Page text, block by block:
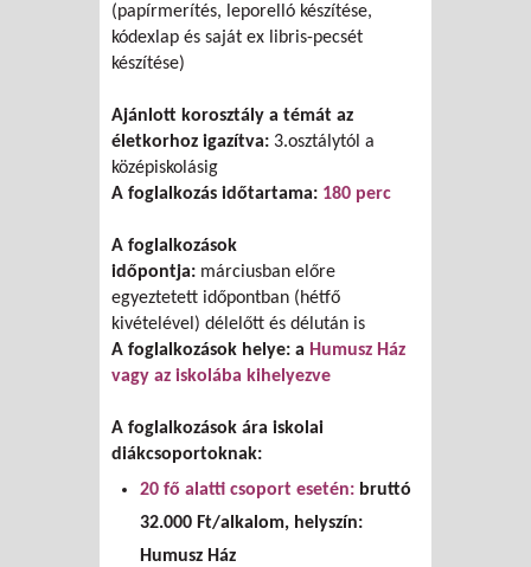
(papírmerítés, leporelló készítése,
kódexlap és saját ex libris-pecsét
készítése)
Ajánlott korosztály a témát az
életkorhoz igazítva: 3.osztálytól a
középiskolásig
A foglalkozás időtartama: 180 perc
A foglalkozások
időpontja: márciusban előre
egyeztetett időpontban (hétfő
kivételével) délelőtt és délután is
A foglalkozások helye: a Humusz Ház
vagy az iskolába kihelyezve
A foglalkozások ára iskolai
diákcsoportoknak:
20 fő alatti csoport esetén: bruttó
32.000 Ft/alkalom, helyszín:
Humusz Ház